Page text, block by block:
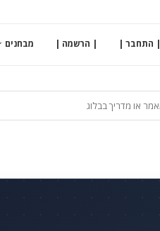
| התחבר | | הרשמה | מבחנים